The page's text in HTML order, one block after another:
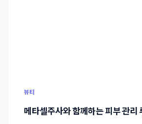
뷰티
메타셀주사와 함께하는 피부 관리